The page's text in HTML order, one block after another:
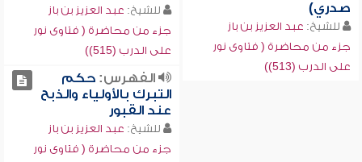
صدري)
للشيخ: عبد العزيز بن باز
جزء من محاضرة ( فتاوى نور
على الدرب (513))
للشيخ: عبد العزيز بن باز
جزء من محاضرة ( فتاوى نور
على الدرب (515))
الفهرس:حكم
التبرك بالأولياء والذبح
عند القبور
للشيخ: عبد العزيز بن باز
جزء من محاضرة ( فتاوى نور